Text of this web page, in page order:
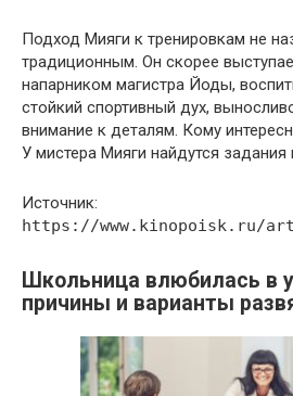
Подход Мияги к тренировкам не
традиционным. Он скорее
напарником магистра Йоды,
стойкий спортивный дух,
внимание к деталям. Кому
У мистера Мияги найдутся задания
Источник:
https://www.kinopoisk.ru/
Школьница влюбилась в
причины и варианты